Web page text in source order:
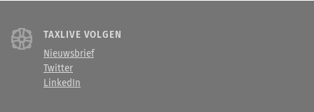
TAXLIVE VOLGEN
Nieuwsbrief
Twitter
LinkedIn